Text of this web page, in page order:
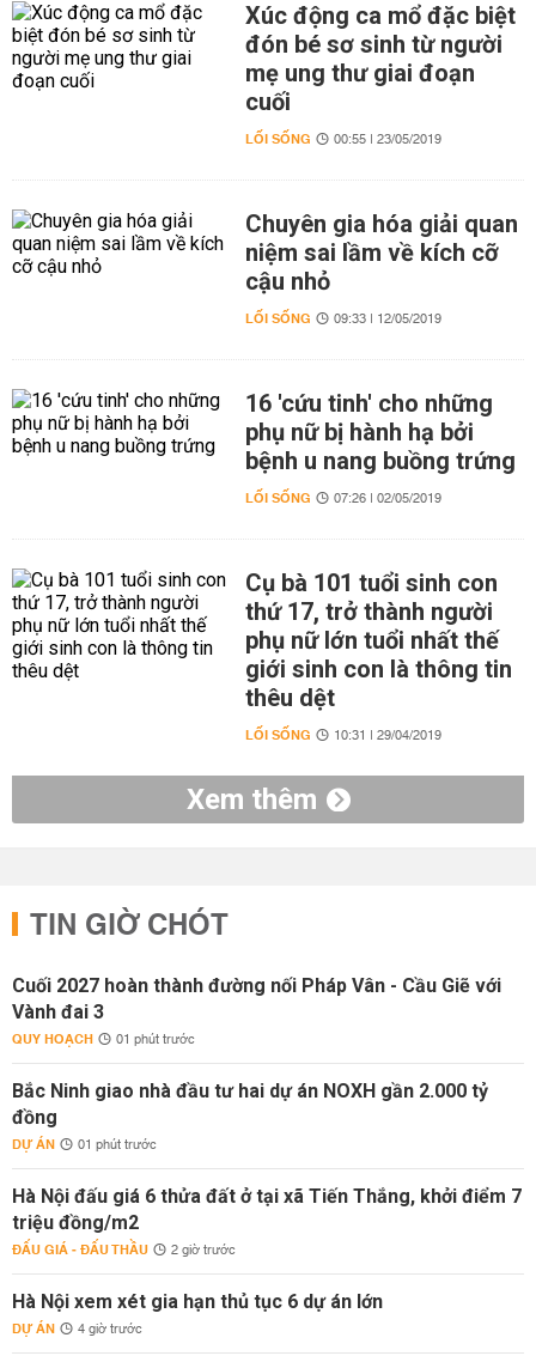
Xúc động ca mổ đặc biệt
đón bé sơ sinh từ người
mẹ ung thư giai đoạn
cuối
LỐI SỐNG 00:55 | 23/05/2019
Chuyên gia hóa giải quan
niệm sai lầm về kích cỡ
cậu nhỏ
LỐI SỐNG 09:33 | 12/05/2019
16 'cứu tinh' cho những
phụ nữ bị hành hạ bởi
bệnh u nang buồng trứng
LỐI SỐNG 07:26 | 02/05/2019
Cụ bà 101 tuổi sinh con
thứ 17, trở thành người
phụ nữ lớn tuổi nhất thế
giới sinh con là thông tin
thêu dệt
LỐI SỐNG 10:31 | 29/04/2019
Xem thêm
TIN GIỜ CHÓT
Cuối 2027 hoàn thành đường nối Pháp Vân - Cầu Giẽ với
Vành đai 3
QUY HOẠCH 01 phút trước
Bắc Ninh giao nhà đầu tư hai dự án NOXH gần 2.000 tỷ
đồng
DỰ ÁN 01 phút trước
Hà Nội đấu giá 6 thửa đất ở tại xã Tiến Thắng, khởi điểm 7
triệu đồng/m2
ĐẤU GIÁ - ĐẤU THẦU 2 giờ trước
Hà Nội xem xét gia hạn thủ tục 6 dự án lớn
DỰ ÁN 4 giờ trước